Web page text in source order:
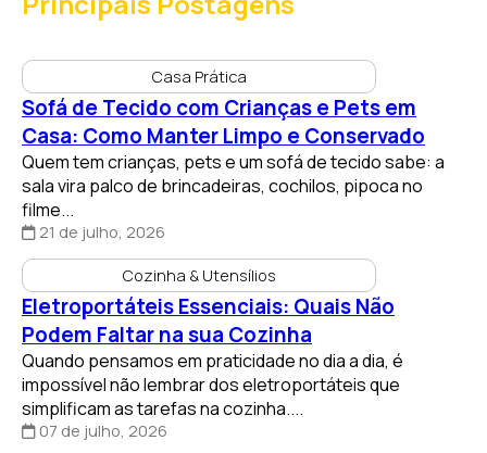
Sofá de Tecido com Crianças e Pets em
Casa: Como Manter Limpo e Conservado
Quem tem crianças, pets e um sofá de tecido sabe: a
sala vira palco de brincadeiras, cochilos, pipoca no
filme...
21 de julho, 2026
Cozinha & Utensílios
Eletroportáteis Essenciais: Quais Não
Podem Faltar na sua Cozinha
Quando pensamos em praticidade no dia a dia, é
impossível não lembrar dos eletroportáteis que
simplificam as tarefas na cozinha....
07 de julho, 2026
Móveis e Decoração